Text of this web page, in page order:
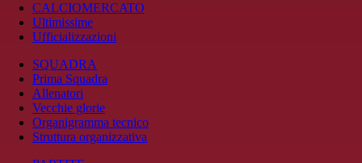
CALCIOMERCATO
Ultimissime
Ufficializzazioni
SQUADRA
Prima Squadra
Allenatori
Vecchie glorie
Organigramma tecnico
Struttura organizzativa